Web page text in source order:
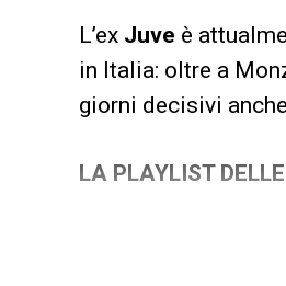
L’ex Juve è
in Italia: oltre a
giorni decisivi
LA PLAYLIST